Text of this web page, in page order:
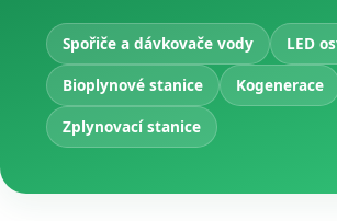
Spořiče a dávkovače vody
LED
Bioplynové stanice
Kogenerace
Zplynovací stanice